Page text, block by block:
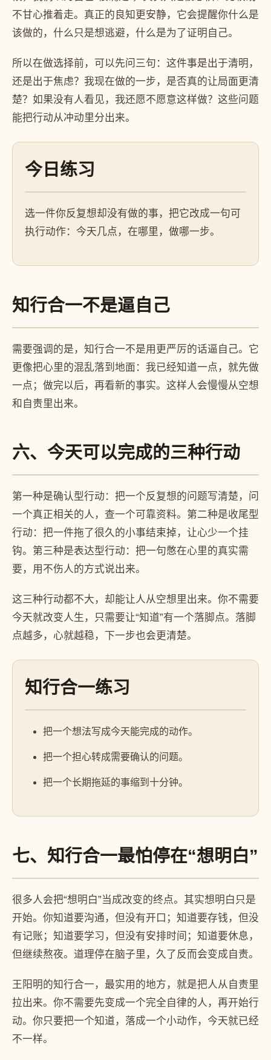
不甘心推着走。真正的良知更安静，它会提醒你什么是
该做的，什么只是想逃避，什么是为了证明自己。
所以在做选择前，可以先问三句：这件事是出于清明，
还是出于焦虑？我现在做的一步，是否真的让局面更清
楚？如果没有人看见，我还愿不愿意这样做？这些问题
能把行动从冲动里分出来。
今日练习
选一件你反复想却没有做的事，把它改成一句可
执行动作：今天几点，在哪里，做哪一步。
知行合一不是逼自己
需要强调的是，知行合一不是用更严厉的话逼自己。它
更像把心里的混乱落到地面：我已经知道一点，就先做
一点；做完以后，再看新的事实。这样人会慢慢从空想
和自责里出来。
六、今天可以完成的三种行动
第一种是确认型行动：把一个反复想的问题写清楚，问
一个真正相关的人，查一个可靠资料。第二种是收尾型
行动：把一件拖了很久的小事结束掉，让心少一个挂
钩。第三种是表达型行动：把一句憋在心里的真实需
要，用不伤人的方式说出来。
这三种行动都不大，却能让人从空想里出来。你不需要
今天就改变人生，只需要让“知道”有一个落脚点。落脚
点越多，心就越稳，下一步也会更清楚。
知行合一练习
把一个想法写成今天能完成的动作。
把一个担心转成需要确认的问题。
把一个长期拖延的事缩到十分钟。
七、知行合一最怕停在“想明白”
很多人会把“想明白”当成改变的终点。其实想明白只是
开始。你知道要沟通，但没有开口；知道要存钱，但没
有记账；知道要学习，但没有安排时间；知道要休息，
但继续熬夜。道理停在脑子里，久了反而会变成自责。
王阳明的知行合一，最实用的地方，就是把人从自责里
拉出来。你不需要先变成一个完全自律的人，再开始行
动。你只要把一个知道，落成一个小动作，今天就已经
不一样。